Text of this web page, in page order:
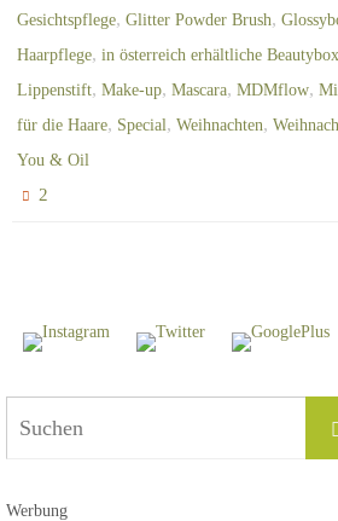
Gesichtspflege, Glitter Powder Brush,
Haarpflege, in österreich erhältliche
Lippenstift, Make-up, Mascara, MDMflow,
für die Haare, Special, Weihnachten,
You & Oil
2
Werbung